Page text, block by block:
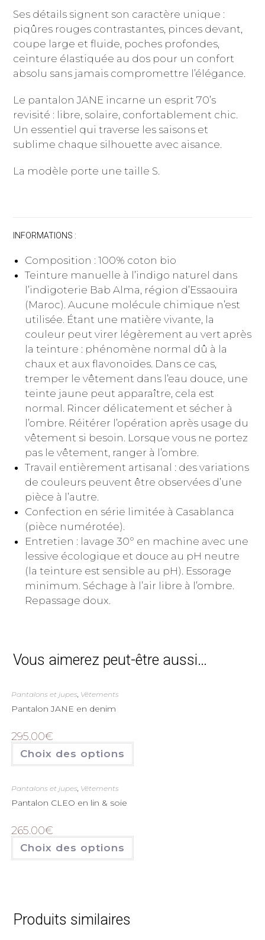
Ses détails signent son caractère unique :
piqûres rouges contrastantes, pinces devant,
coupe large et fluide, poches profondes,
ceinture élastiquée au dos pour un confort
absolu sans jamais compromettre l’élégance.
Le pantalon JANE incarne un esprit 70’s
revisité : libre, solaire, confortablement chic.
Un essentiel qui traverse les saisons et
sublime chaque silhouette avec aisance.
La modèle porte une taille S.
INFORMATIONS :
Composition : 100% coton bio
Teinture manuelle à l’indigo naturel dans
l’indigoterie Bab Alma, région d’Essaouira
(Maroc). Aucune molécule chimique n’est
utilisée. Étant une matière vivante, la
couleur peut virer légèrement au vert après
la teinture : phénomène normal dû à la
chaux et aux flavonoïdes. Dans ce cas,
tremper le vêtement dans l’eau douce, une
teinte jaune peut apparaître, cela est
normal. Rincer délicatement et sécher à
l’ombre. Réitérer l’opération après usage du
vêtement si besoin. Lorsque vous ne portez
pas le vêtement, ranger à l’ombre.
Travail entièrement artisanal : des variations
de couleurs peuvent être observées d’une
pièce à l’autre.
Confection en série limitée à Casablanca
(pièce numérotée).
Entretien : lavage 30° en machine avec une
lessive écologique et douce au pH neutre
(la teinture est sensible au pH). Essorage
minimum. Séchage à l’air libre à l’ombre.
Repassage doux.
Vous aimerez peut-être aussi…
Pantalons et jupes Vêtements
Pantalon JANE en denim
295.00€
Choix des options
Pantalons et jupes, Vêtements
Pantalon CLEO en lin & soie
265.00€
Choix des options
Produits similaires